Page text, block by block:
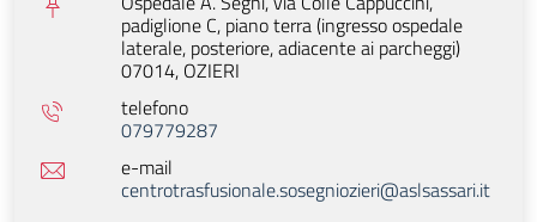
padiglione C, piano terra (ingresso ospedale
laterale, posteriore, adiacente ai parcheggi)
07014, OZIERI
telefono
079779287
e-mail
centrotrasfusionale.sosegniozieri@aslsassari.it